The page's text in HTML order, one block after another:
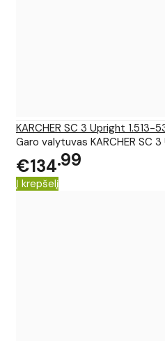
KARCHER SC 3 Upright 1.513-
Garo valytuvas KARCHER SC
€134 99
Į krepšelį